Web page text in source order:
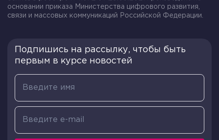
не знала.
и остальные — в начале 19 века правом голоса
обладали только землевладельцы; выборы
подкупа и угроз. Политика оставалась «спортом
для аристократии».
Но в то же время гражданские, личные права
были в Англии защищены лучше, чем где бы то
основании приказа Министерства цифрового развития,
связи и массовых коммуникаций Российской Федерации.
Подпишись на рассылку, чтобы быть
первым в курсе новостей